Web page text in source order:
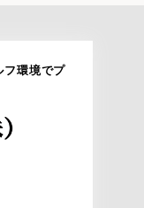
フ環境でプ